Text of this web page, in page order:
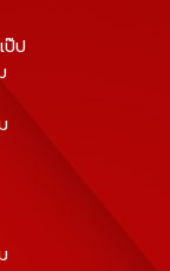
ป๊ป